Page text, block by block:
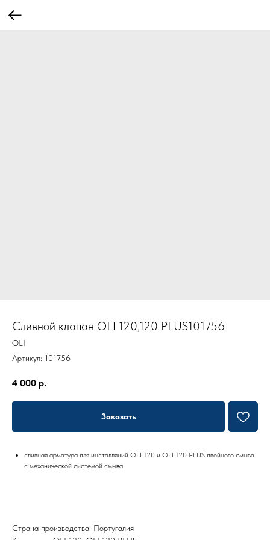
Сливной клапан OLI 120,120 PLUS101756
OLI
Артикул: 101756
4 000 р.
Заказать
сливная арматура для инсталляций OLI 120 и OLI 120 PLUS двойного смыва
с механической системой смыва
Страна производства: Португалия